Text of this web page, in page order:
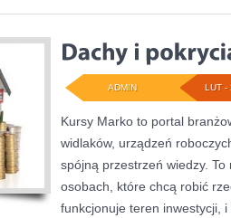
LUT -
ADMIN
Kursy Marko to portal
widlaków, urządzeń
spójną przestrzeń wiedzy.
osobach, które chcą robić
funkcjonuje teren inwestycji,